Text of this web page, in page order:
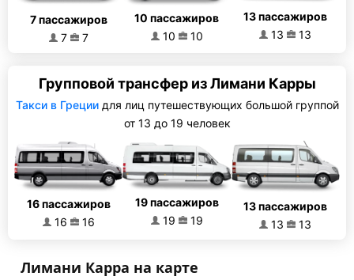
7 пассажиров
7
7
10 пассажиров
10
10
13 пассажиров
13
13
Групповой трансфер из Лимани Карры
Такси в Грециидля лиц путешествующих большой группой
от 13 до 19 человек
16 пассажиров
16
16
19 пассажиров
19
19
13 пассажиров
13
13
Лимани Карра на карте